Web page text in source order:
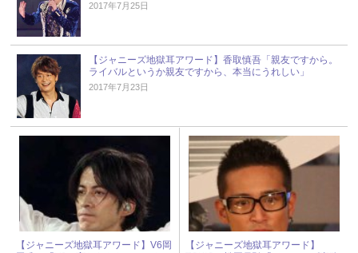
2017年7月25日
【ジャニーズ地獄耳アワード】香取慎吾「親友ですから。
ライバルというか親友ですから、本当にうれしい」
2017年7月23日
【ジャニーズ地獄耳アワード】V6岡
【ジャニーズ地獄耳アワード】